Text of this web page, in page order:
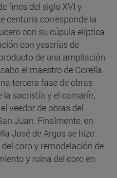
fines del siglo XVI y
centuria corresponde la
con su cúpula elíptica
con yeserías de
de una ampliación
el maestro de Corella
tercera fase de obras
la sacristía y el camarín,
veedor de obras del
Juan. Finalmente, en
José de Argos se hizo
coro y remodelación de
y ruina del coro en